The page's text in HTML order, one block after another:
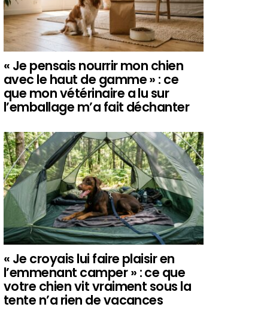
« Je pensais nourrir mon chien
avec le haut de gamme » : ce
que mon vétérinaire a lu sur
l’emballage m’a fait déchanter
« Je croyais lui faire plaisir en
l’emmenant camper » : ce que
votre chien vit vraiment sous la
tente n’a rien de vacances